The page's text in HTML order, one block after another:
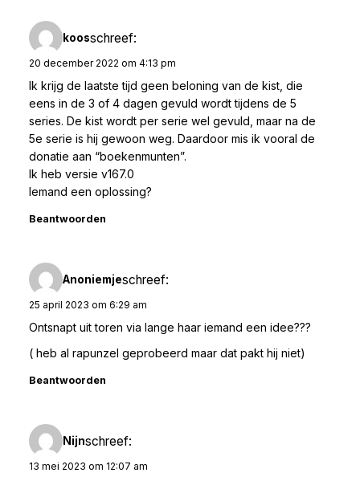
koosschreef:
20 december 2022 om 4:13 pm
Ik krijg de laatste tijd geen beloning van de kist, die
eens in de 3 of 4 dagen gevuld wordt tijdens de 5
series. De kist wordt per serie wel gevuld, maar na de
5e serie is hij gewoon weg. Daardoor mis ik vooral de
donatie aan “boekenmunten”.
Ik heb versie v167.0
Iemand een oplossing?
Beantwoorden
Anoniemjeschreef:
25 april 2023 om 6:29 am
Ontsnapt uit toren via lange haar iemand een idee???
( heb al rapunzel geprobeerd maar dat pakt hij niet)
Beantwoorden
Nijnschreef:
13 mei 2023 om 12:07 am